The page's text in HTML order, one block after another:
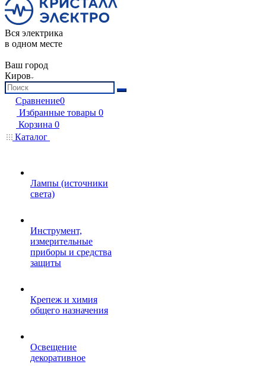
Вся электрика
в одном месте
Ваш город
Киров
Сравнение0
Избранные товары 0
Корзина 0
Каталог
Лампы (источники
света)
Инструмент,
измерительные
приборы и средства
защиты
Крепеж и химия
общего назначения
Освещение
декоративное